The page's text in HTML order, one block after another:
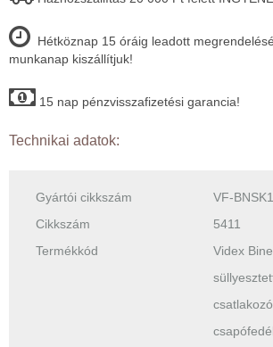
Hétköznap 15 óráig leadott
munkanap kiszállítjuk!
15 nap pénzvisszafizetési garancia!
Technikai adatok:
Gyártói cikkszám
VF-
Cikkszám
5411
Termékkód
Videx